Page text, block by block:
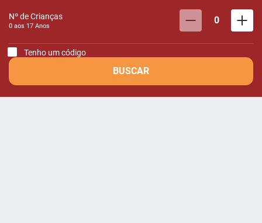
Nº de Crianças
0 aos 17 Anos 0
Tenho um código
BUSCAR